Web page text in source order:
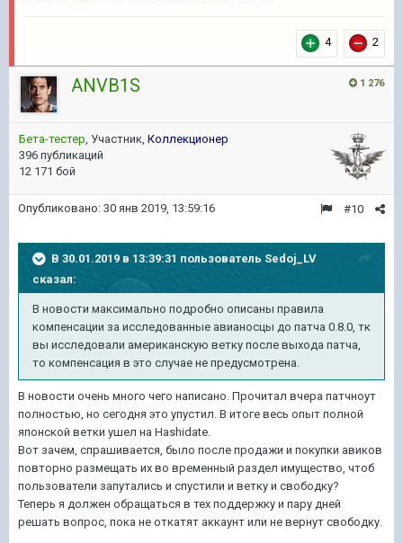
4 2
1 276
ANVB1S
Бета-тестер, Участник, Коллекционер
396 публикаций
12 171 бой
#10
Опубликовано: 30 янв 2019, 13:59:16
В 30.01.2019 в 13:39:31 пользователь Sedoj_LV
сказал:
В новости максимально подробно описаны правила
компенсации за исследованные авианосцы до патча 0.8.0, тк
вы исследовали американскую ветку после выхода патча,
то компенсация в это случае не предусмотрена.
В новости очень много чего написано. Прочитал вчера патчноут
полностью, но сегодня это упустил. В итоге весь опыт полной
японской ветки ушел на Hashidate.
Вот зачем, спрашивается, было после продажи и покупки авиков
повторно размещать их во временный раздел имущество, чтоб
пользователи запутались и спустили и ветку и свободку?
Теперь я должен обращаться в тех поддержку и пару дней
решать вопрос, пока не откатят аккаунт или не вернут свободку.